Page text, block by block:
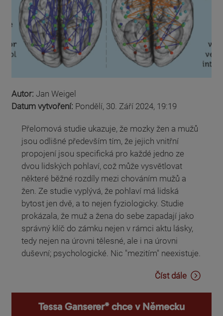
Autor: Jan Weigel
Datum vytvoření: Pondělí, 30. Září 2024, 19:19
Přelomová studie ukazuje, že mozky žen a mužů
jsou odlišné především tím, že jejich vnitřní
propojení jsou specifická pro každé jedno ze
dvou lidských pohlaví, což může vysvětlovat
některé běžné rozdíly mezi chováním mužů a
žen. Ze studie vyplývá, že pohlaví má lidská
bytost jen dvě, a to nejen fyziologicky. Studie
prokázala, že muž a žena do sebe zapadají jako
správný klíč do zámku nejen v rámci aktu lásky,
tedy nejen na úrovni tělesné, ale i na úrovni
duševní; psychologické. Nic "mezitím" neexistuje.
Číst dále
Tessa Ganserer* chce v Německu